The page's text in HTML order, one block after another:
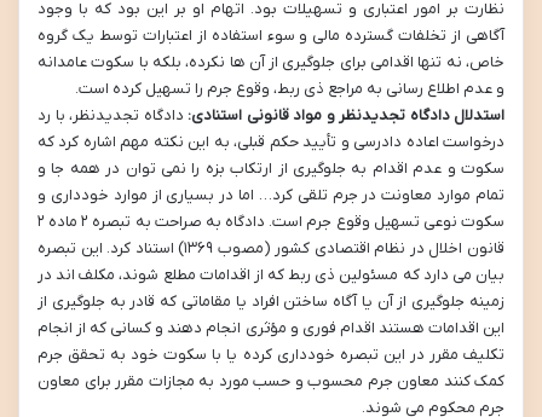
نظارت بر امور اعتباری و تسهیلات بود. اتهام او بر این بود که با وجود
آگاهی از تخلفات گسترده مالی و سوء استفاده از اعتبارات توسط یک گروه
خاص، نه تنها اقدامی برای جلوگیری از آن ها نکرده، بلکه با سکوت عامدانه
و عدم اطلاع رسانی به مراجع ذی ربط، وقوع جرم را تسهیل کرده است.
استدلال دادگاه تجدیدنظر و مواد قانونی استنادی: دادگاه تجدیدنظر، با رد
درخواست اعاده دادرسی و تأیید حکم قبلی، به این نکته مهم اشاره کرد که
سکوت و عدم اقدام به جلوگیری از ارتکاب بزه را نمی توان در همه جا و
تمام موارد معاونت در جرم تلقی کرد… اما در بسیاری از موارد خودداری و
سکوت نوعی تسهیل وقوع جرم است. دادگاه به صراحت به تبصره ۲ ماده ۲
قانون اخلال در نظام اقتصادی کشور (مصوب ۱۳۶۹) استناد کرد. این تبصره
بیان می دارد که مسئولین ذی ربط که از اقدامات مطلع شوند، مکلف اند در
زمینه جلوگیری از آن یا آگاه ساختن افراد یا مقاماتی که قادر به جلوگیری از
این اقدامات هستند اقدام فوری و مؤثری انجام دهند و کسانی که از انجام
تکلیف مقرر در این تبصره خودداری کرده یا با سکوت خود به تحقق جرم
کمک کنند معاون جرم محسوب و حسب مورد به مجازات مقرر برای معاون
جرم محکوم می شوند.